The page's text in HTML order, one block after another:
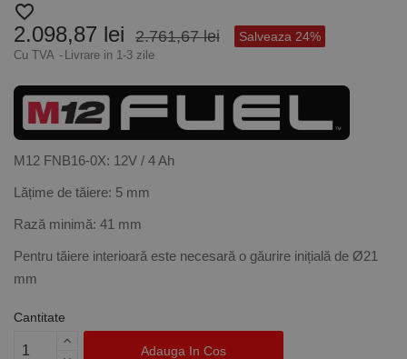
favorite_border
2.098,87 lei 2.761,67 lei Salveaza 24%
Cu TVA Livrare in 1-3 zile
M12 FNB16-0X: 12V / 4 Ah
Lățime de tăiere: 5 mm
Rază minimă: 41 mm
Pentru tăiere interioară este necesară o găurire inițială de Ø21
mm
Cantitate
Adauga In Cos